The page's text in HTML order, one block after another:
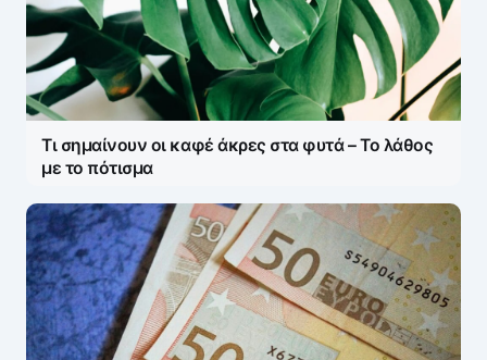
Τι σημαίνουν οι καφέ άκρες στα φυτά – Το λάθος
με το πότισμα